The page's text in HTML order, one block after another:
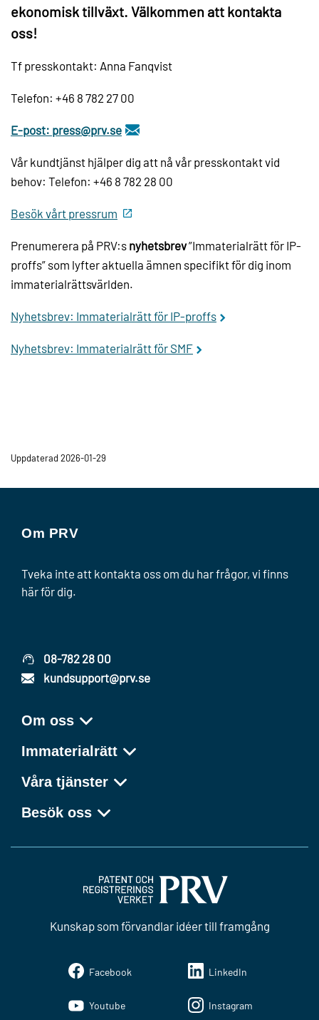
ekonomisk tillväxt. Välkommen att kontakta
oss!
Tf presskontakt: Anna Fanqvist
Telefon: +46 8 782 27 00
E-post: press@prv.se
Vår kundtjänst hjälper dig att nå vår presskontakt vid
behov: Telefon: +46 8 782 28 00
Besök vårt pressrum
Prenumerera på PRV:s nyhetsbrev”Immaterialrätt för IP-
proffs” som lyfter aktuella ämnen specifikt för dig inom
immaterialrättsvärlden.
Nyhetsbrev: Immaterialrätt för IP-proffs
Nyhetsbrev: Immaterialrätt för SMF
Uppdaterad 2026-01-29
Om PRV
Tveka inte att kontakta oss om du har frågor, vi finns
här för dig.
08-782 28 00
kundsupport@prv.se
Om oss
Immaterialrätt
Våra tjänster
Besök oss
Kunskap som förvandlar idéer till framgång
Facebook LinkedIn
Youtube Instagram